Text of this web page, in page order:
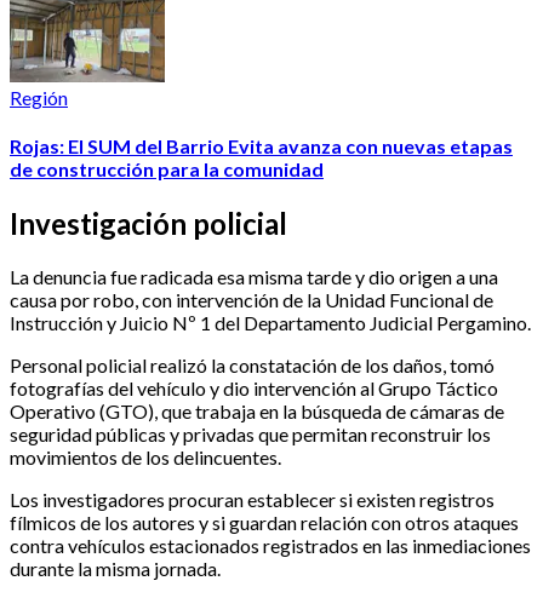
Región
Rojas: El SUM del Barrio Evita avanza con nuevas etapas
de construcción para la comunidad
Investigación policial
La denuncia fue radicada esa misma tarde y dio origen a una
causa por robo, con intervención de la Unidad Funcional de
Instrucción y Juicio Nº 1 del Departamento Judicial Pergamino.
Personal policial realizó la constatación de los daños, tomó
fotografías del vehículo y dio intervención al Grupo Táctico
Operativo (GTO), que trabaja en la búsqueda de cámaras de
seguridad públicas y privadas que permitan reconstruir los
movimientos de los delincuentes.
Los investigadores procuran establecer si existen registros
fílmicos de los autores y si guardan relación con otros ataques
contra vehículos estacionados registrados en las inmediaciones
durante la misma jornada.